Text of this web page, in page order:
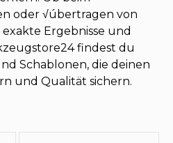
oder √úbertragen von
Ergebnisse und
findest du
Schablonen, die deinen
und Qualität sichern.